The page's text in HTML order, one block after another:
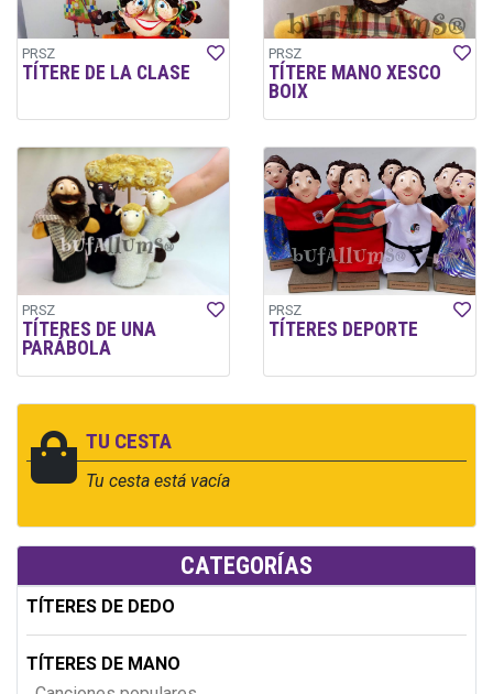
TU CESTA
Tu cesta está vacía
CATEGORÍAS
TÍTERES DE DEDO
TÍTERES DE MANO
PRSZ
TÍTERE DE LA CLASE
PRSZ
TÍTERE MANO XESCO
BOIX
PRSZ
TÍTERES DE UNA
PARÁBOLA
PRSZ
TÍTERES DEPORTE